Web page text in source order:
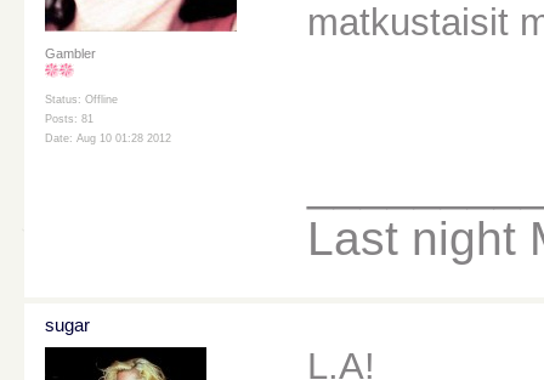
Gambler
Status: Offline
Posts: 81
Date: Aug 10 01:28 2012
matkustaisit
Last night
sugar
L.A!